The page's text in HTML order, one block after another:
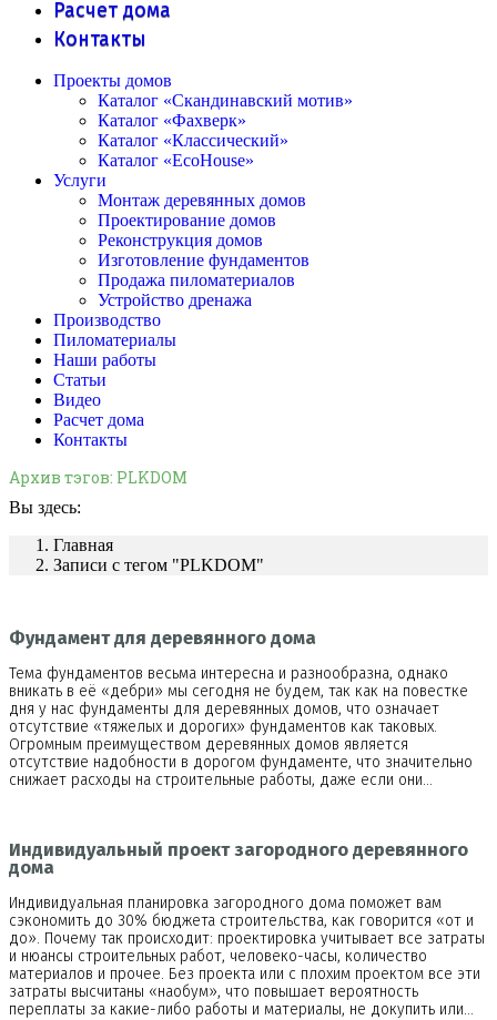
Расчет дома
Контакты
Проекты домов
Каталог «Скандинавский мотив»
Каталог «Фахверк»
Каталог «Классический»
Каталог «EcoHouse»
Услуги
Монтаж деревянных домов
Проектирование домов
Реконструкция домов
Изготовление фундаментов
Продажа пиломатериалов
Устройство дренажа
Производство
Пиломатериалы
Наши работы
Статьи
Видео
Расчет дома
Контакты
Архив тэгов: PLKDOM
Вы здесь:
Главная
Записи с тегом "PLKDOM"
Фундамент для деревянного дома
Тема фундаментов весьма интересна и разнообразна, однако
вникать в её «дебри» мы сегодня не будем, так как на повестке
дня у нас фундаменты для деревянных домов, что означает
отсутствие «тяжелых и дорогих» фундаментов как таковых.
Огромным преимуществом деревянных домов является
отсутствие надобности в дорогом фундаменте, что значительно
снижает расходы на строительные работы, даже если они…
Индивидуальный проект загородного деревянного
дома
Индивидуальная планировка загородного дома поможет вам
сэкономить до 30% бюджета строительства, как говорится «от и
до». Почему так происходит: проектировка учитывает все затраты
и нюансы строительных работ, человеко-часы, количество
материалов и прочее. Без проекта или с плохим проектом все эти
затраты высчитаны «наобум», что повышает вероятность
переплаты за какие-либо работы и материалы, не докупить или…